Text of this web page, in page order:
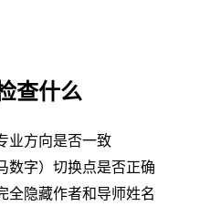
查什么
业方向是否一致
数字）切换点是否正确
全隐藏作者和导师姓名